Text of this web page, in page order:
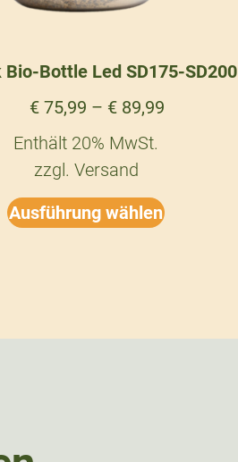
Bio-Bottle Led SD175-SD200
€ 75,99 – € 89,99
Enthält 20% MwSt.
zzgl. Versand
Ausführung wählen